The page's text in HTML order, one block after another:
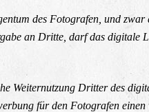
des Fotografen, und
an Dritte, darf das digitale
Weiternutzung Dritter des
für den Fotografen